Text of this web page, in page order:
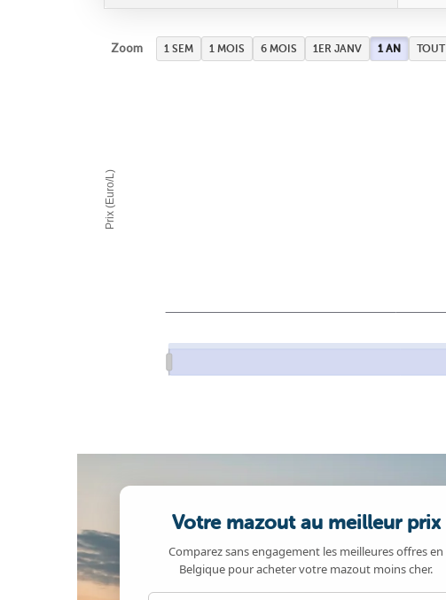
Zoom 1 SEM 1 MOIS 6 MOIS 1ER JANV 1 AN TOUT
Votre mazout au meilleur prix
Comparez sans engagement les meilleures offres en
Belgique pour acheter votre mazout moins cher.